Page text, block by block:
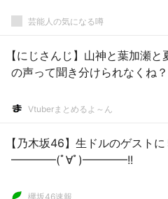
芸能人の気になる噂
【にじさんじ】山神と葉加瀬と
の声って聞き分けられなくね？
Vtuberまとめるよ～ん
【乃木坂46】生ドルのゲスト
━━━━(ﾟ∀ﾟ)━━━━!!
欅坂46速報